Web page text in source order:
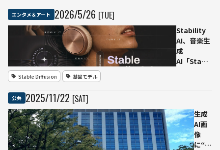
エンタメ＆アート 2026/5/26 [TUE]
Stability
AI、音楽生
成
AI「Stable
生成、オー
プンウェイ
トモデルも
提供
Stable Diffusion 基盤モデル
公共 2025/11/22 [SAT]
生成
AI画
像
に“著